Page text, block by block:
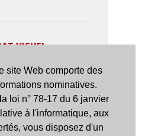
site Web comporte des
nominatives.
loi n° 78-17 du 6 janvier
à l'informatique, aux
vous disposez d'un
VISUEL
et présenté